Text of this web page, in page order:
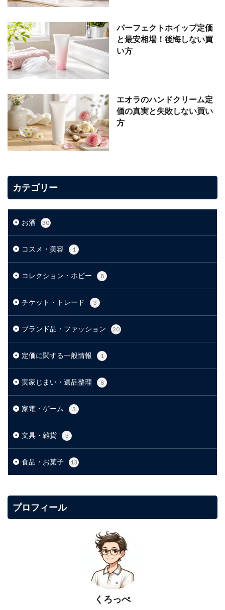
パーフェクトホイップ定価
と最安相場！後悔しない買
い方
エオラのハンドクリーム定
価の真実と失敗しない買い
方
カテゴリー
お酒 30
コスメ・美容 1
コレクション・ホビー 8
チケット・トレード 3
ブランド品・ファッション 20
定価に関する一般情報 1
実家じまい・遺品整理 8
家電・ゲーム 3
文具・雑貨 3
食品・お菓子 13
プロフィール
くろっぺ